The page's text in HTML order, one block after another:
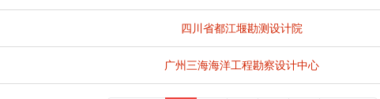
四川省都江堰勘测设计院
广州三海海洋工程勘察设计中心